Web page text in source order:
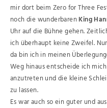
mir dort beim Zero for Three
noch die wunderbarenKing
Uhr auf die Bühne gehen.
ich überhaupt keine Zweifel.
da bin ich in meinen
Weg hinaus entscheide ich
anzutreten und die kleine
zu lassen.
Es war auch so ein guter und